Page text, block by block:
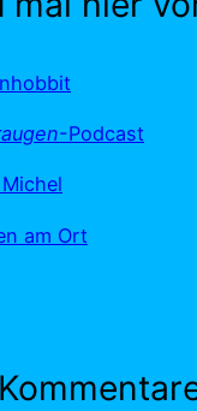
-Podcast
am Ort